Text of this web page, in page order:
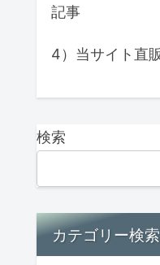
記事
4）当サイト直
検索
カテゴリー検索